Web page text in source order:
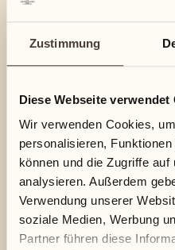
Zustimmung
Diese Webseite verwendet
Wir verwenden Cookies,
personalisieren,
können und die Zugriffe
analysieren. Außerdem
Verwendung unserer
soziale Medien, Werbung
Partner führen diese